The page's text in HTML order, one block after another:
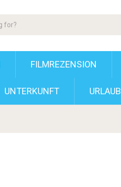
FILMREZENSION
UNTERKUNFT URLAUB